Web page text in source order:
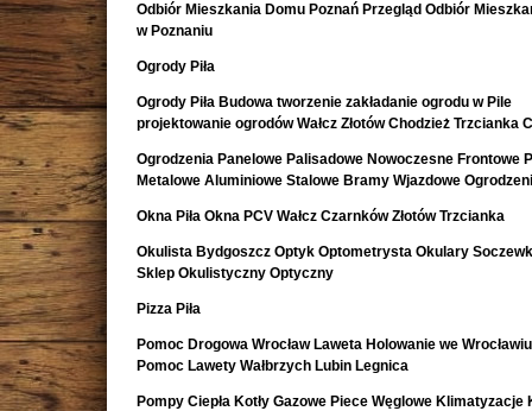
Odbiór Mieszkania Domu Poznań Przegląd Odbiór
w Poznaniu
Ogrody Piła
Ogrody Piła Budowa tworzenie zakładanie ogrodu w Pile
projektowanie ogrodów Wałcz Złotów Chodzież Trzcianka
Ogrodzenia Panelowe Palisadowe Nowoczesne Frontowe
Metalowe Aluminiowe Stalowe Bramy Wjazdowe
Okna Piła Okna PCV Wałcz Czarnków Złotów Trzcianka
Okulista Bydgoszcz Optyk Optometrysta Okulary
Sklep Okulistyczny Optyczny
Pizza Piła
Pomoc Drogowa Wrocław Laweta Holowanie we
Pomoc Lawety Wałbrzych Lubin Legnica
Pompy Ciepła Kotły Gazowe Piece Węglowe Klimatyzacje